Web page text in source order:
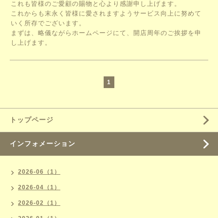
これも皆様のご愛顧の賜物と心より感謝申し上げます。
これからも末永く皆様に愛されますようサービス向上に努めて
いく所存でございます。
まずは、略儀ながらホームページにて、開店周年のご挨拶を申
し上げます。
1
トップページ
インフォメーション
2026-06（1）
2026-04（1）
2026-02（1）